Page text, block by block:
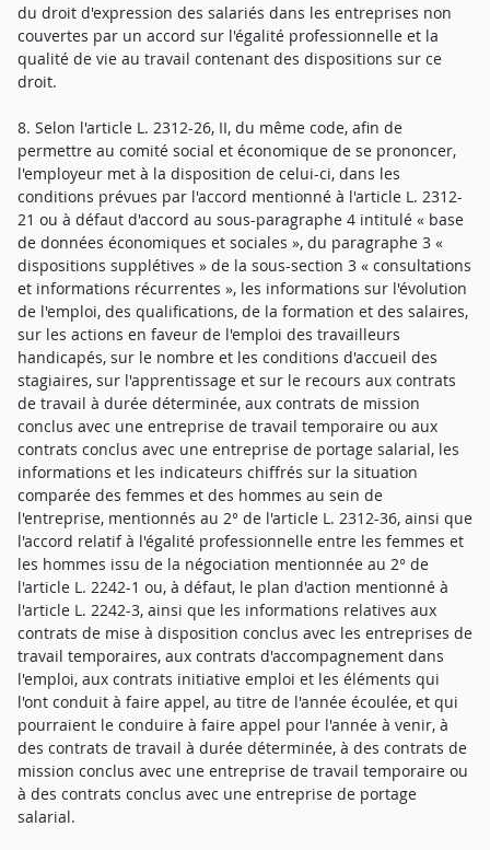
du droit d'expression des salariés dans les entreprises non
couvertes par un accord sur l'égalité professionnelle et la
qualité de vie au travail contenant des dispositions sur ce
droit.
8. Selon l'article L. 2312-26, II, du même code, afin de
permettre au comité social et économique de se prononcer,
l'employeur met à la disposition de celui-ci, dans les
conditions prévues par l'accord mentionné à l'article L. 2312-
21 ou à défaut d'accord au sous-paragraphe 4 intitulé « base
de données économiques et sociales », du paragraphe 3 «
dispositions supplétives » de la sous-section 3 « consultations
et informations récurrentes », les informations sur l'évolution
de l'emploi, des qualifications, de la formation et des salaires,
sur les actions en faveur de l'emploi des travailleurs
handicapés, sur le nombre et les conditions d'accueil des
stagiaires, sur l'apprentissage et sur le recours aux contrats
de travail à durée déterminée, aux contrats de mission
conclus avec une entreprise de travail temporaire ou aux
contrats conclus avec une entreprise de portage salarial, les
informations et les indicateurs chiffrés sur la situation
comparée des femmes et des hommes au sein de
l'entreprise, mentionnés au 2° de l'article L. 2312-36, ainsi que
l'accord relatif à l'égalité professionnelle entre les femmes et
les hommes issu de la négociation mentionnée au 2° de
l'article L. 2242-1 ou, à défaut, le plan d'action mentionné à
l'article L. 2242-3, ainsi que les informations relatives aux
contrats de mise à disposition conclus avec les entreprises de
travail temporaires, aux contrats d'accompagnement dans
l'emploi, aux contrats initiative emploi et les éléments qui
l'ont conduit à faire appel, au titre de l'année écoulée, et qui
pourraient le conduire à faire appel pour l'année à venir, à
des contrats de travail à durée déterminée, à des contrats de
mission conclus avec une entreprise de travail temporaire ou
à des contrats conclus avec une entreprise de portage
salarial.